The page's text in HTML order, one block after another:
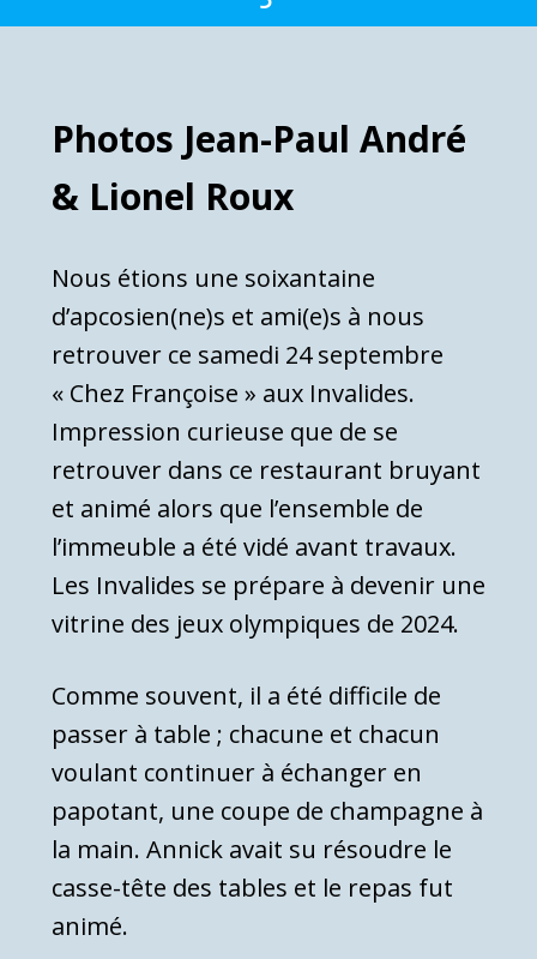
Photos Jean-Paul André
& Lionel Roux
Nous étions une soixantaine
d’apcosien(ne)s et ami(e)s à nous
retrouver ce samedi 24 septembre
« Chez Françoise » aux Invalides.
Impression curieuse que de se
retrouver dans ce restaurant bruyant
et animé alors que l’ensemble de
l’immeuble a été vidé avant travaux.
Les Invalides se prépare à devenir une
vitrine des jeux olympiques de 2024.
Comme souvent, il a été difficile de
passer à table ; chacune et chacun
voulant continuer à échanger en
papotant, une coupe de champagne à
la main. Annick avait su résoudre le
casse-tête des tables et le repas fut
animé.